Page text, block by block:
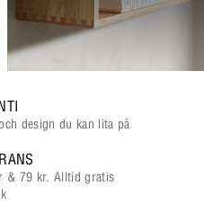
design du kan lita på
& 79 kr. Alltid gratis